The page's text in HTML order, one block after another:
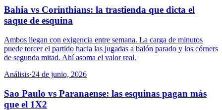
Bahia vs Corinthians: la trastienda que dicta el
saque de esquina
Ambos llegan con exigencia entre semana. La carga de minutos
puede torcer el partido hacia las jugadas a balón parado y los córners
de segunda mitad. Ahí asoma el valor real.
Análisis·24 de junio, 2026
Sao Paulo vs Paranaense: las esquinas pagan más
que el 1X2